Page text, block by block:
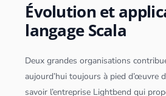
Évolution et
langage Scala
Deux grandes organisations
aujourd’hui toujours à pied d’œuvre
savoir l’entreprise Lightbend qui